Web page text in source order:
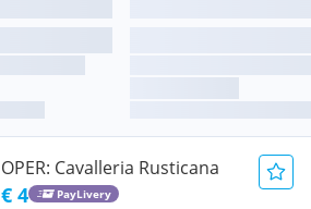
OPER: Cavalleria Rusticana
€ 4 PayLivery